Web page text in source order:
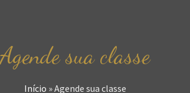
Agende sua classe
Início »Agende sua classe